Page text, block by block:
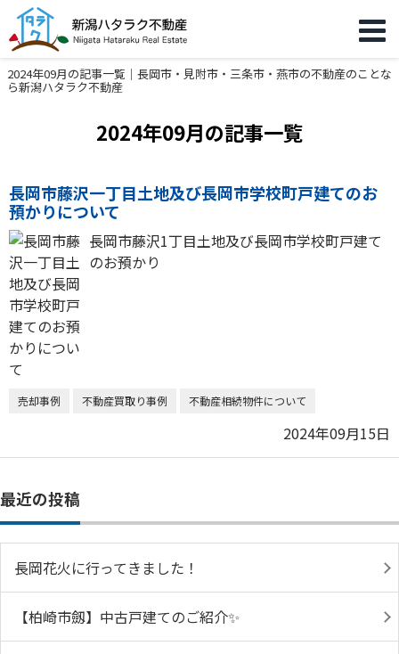
2024年09月の記事一覧｜長岡市・見附市・三条市・燕市の不動産のことな
ら新潟ハタラク不動産
2024年09月の記事一覧
長岡市藤沢一丁目土地及び長岡市学校町戸建てのお
預かりについて
長岡市藤沢1丁目土地及び長岡市学校町戸建て
のお預かり
売却事例 不動産買取り事例 不動産相続物件について
2024年09月15日
最近の投稿
長岡花火に行ってきました！
【柏崎市劔】中古戸建てのご紹介✨